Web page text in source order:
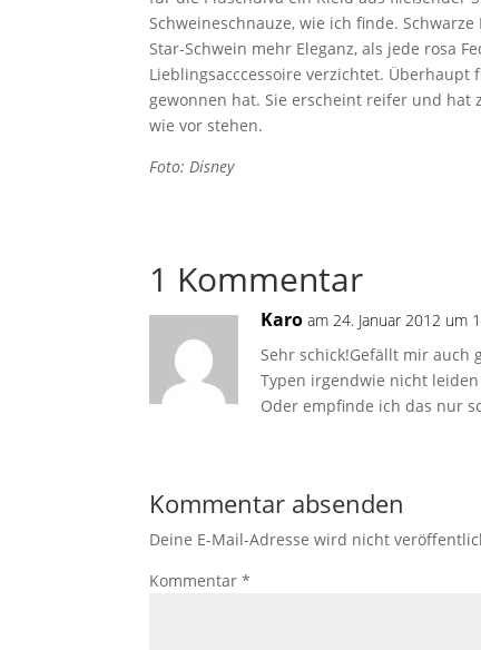
Schweineschnauze, wie ich finde.
Star-Schwein mehr Eleganz, als jede rosa
Lieblingsacccessoire verzichtet.
gewonnen hat. Sie erscheint reifer und hat
wie vor stehen.
Foto: Disney
1 Kommentar
Karo am 24. Januar 2012 um
Sehr schick!Gefällt mir auch
Typen irgendwie nicht
Oder empfinde ich das nur
Kommentar absenden
Deine E-Mail-Adresse wird nicht
Kommentar*